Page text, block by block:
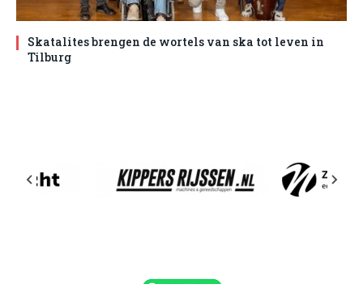
Skatalites brengen de wortels van ska tot leven in
Tilburg